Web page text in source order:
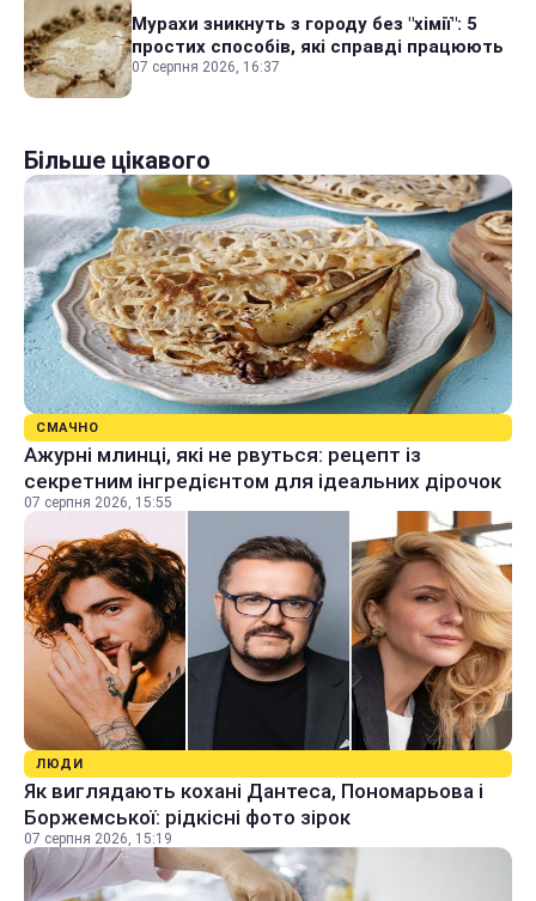
Мурахи зникнуть з городу без "хімії": 5
простих способів, які справді працюють
07 серпня 2026, 16:37
Більше цікавого
СМАЧНО
Ажурні млинці, які не рвуться: рецепт із
секретним інгредієнтом для ідеальних дірочок
07 серпня 2026, 15:55
ЛЮДИ
Як виглядають кохані Дантеса, Пономарьова і
Боржемської: рідкісні фото зірок
07 серпня 2026, 15:19